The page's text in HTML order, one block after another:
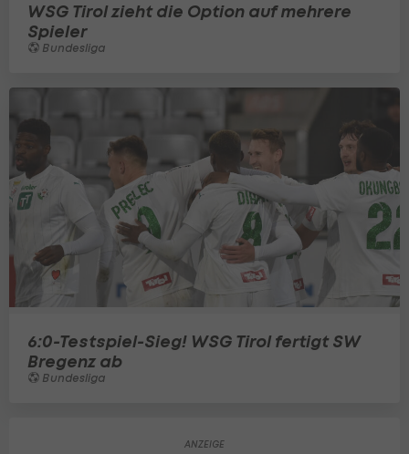
WSG Tirol zieht die Option auf mehrere
Spieler
Bundesliga
6:0-Testspiel-Sieg! WSG Tirol fertigt SW
Bregenz ab
Bundesliga